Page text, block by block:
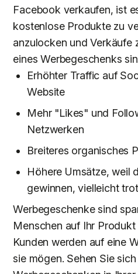
Facebook verkaufen, ist
kostenlose Produkte zu
anzulocken und Verkäufe
eines Werbegeschenks
Erhöhter Traffic auf
Website
Mehr "Likes" und
Netzwerken
Breiteres organisches
Höhere Umsätze, weil
gewinnen, vielleicht
Werbegeschenke sind
Menschen auf Ihr
Kunden werden auf eine
sie mögen. Sehen Sie